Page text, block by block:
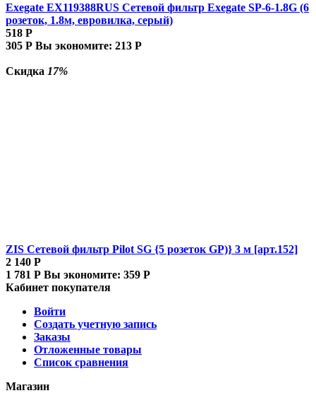
Exegate EX119388RUS Сетевой фильтр Exegate SP-6-1.8G (6
розеток, 1.8м, евровилка, серый)
518 Р
305 Р Вы экономите: 213 Р
Скидка 17%
ZIS Сетевой фильтр Pilot SG {5 розеток GP)} 3 м [арт.152]
2 140 Р
1 781 Р Вы экономите: 359 Р
Кабинет покупателя
Войти
Создать учетную запись
Заказы
Отложенные товары
Список сравнения
Магазин